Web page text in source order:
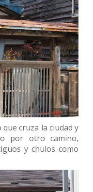
cruza la ciudad y
por otro camino,
y chulos como